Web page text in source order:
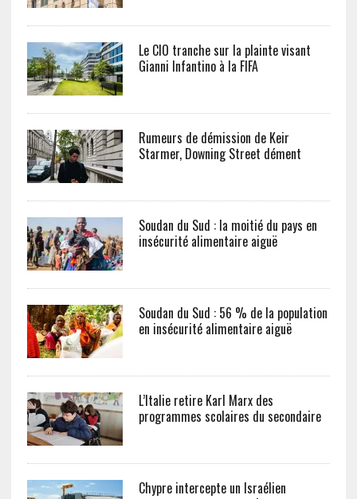
Le CIO tranche sur la plainte visant
Gianni Infantino à la FIFA
Rumeurs de démission de Keir
Starmer, Downing Street dément
Soudan du Sud : la moitié du pays en
insécurité alimentaire aiguë
Soudan du Sud : 56 % de la population
en insécurité alimentaire aiguë
L’Italie retire Karl Marx des
programmes scolaires du secondaire
Chypre intercepte un Israélien